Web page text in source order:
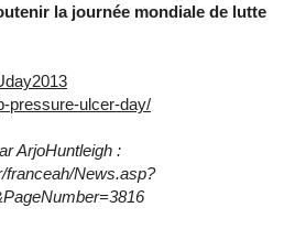
la journée mondiale de lutte
pressure-ulcer-day/
ArjoHuntleigh :
franceah/News.asp?